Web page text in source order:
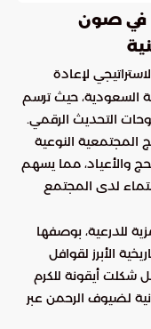
في صون
لإعادة
السعودية، حيث ترسم
التحديث الرقمي.
المجتمعية النوعية
والأعياد، مما يسهم
لدى المجتمع
للدرعية، بوصفها
الأبرز لقوافل
شكلت أيقونة للكرم
لضيوف الرحمن عبر